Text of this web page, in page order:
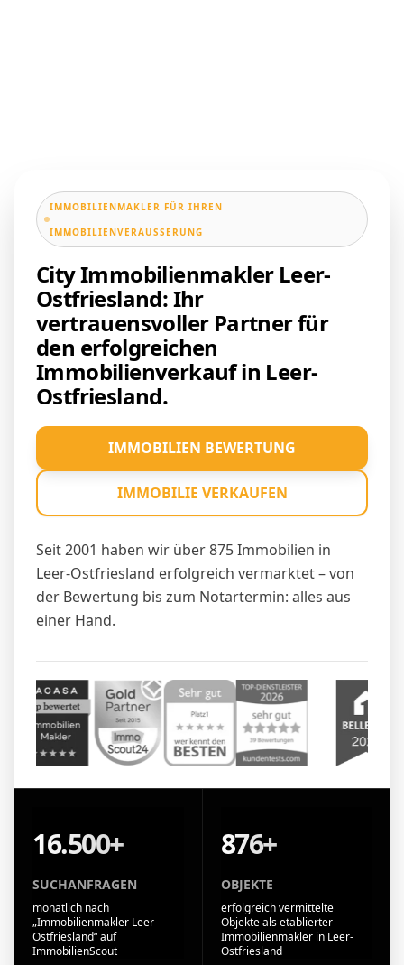
IMMOBILIENMAKLER FÜR IHREN
IMMOBILIENVERÄUSSERUNG
City Immobilienmakler Leer-
Ostfriesland: Ihr
vertrauensvoller Partner für
den erfolgreichen
Immobilienverkauf in Leer-
Ostfriesland.
Seit 2001 haben wir über 875 Immobilien in
Leer-Ostfriesland erfolgreich vermarktet – von
der Bewertung bis zum Notartermin: alles aus
einer Hand.
IMMOBILIEN BEWERTUNG
IMMOBILIE VERKAUFEN
16.500+
SUCHANFRAGEN
monatlich nach
„Immobilienmakler Leer-
Ostfriesland“ auf
ImmobilienScout
876+
OBJEKTE
erfolgreich vermittelte
Objekte als etablierter
Immobilienmakler in Leer-
Ostfriesland